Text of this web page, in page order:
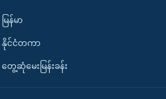
မြန်မာ
နိုင်ငံတကာ
တွေ့ဆုံမေးမြန်းခန်း